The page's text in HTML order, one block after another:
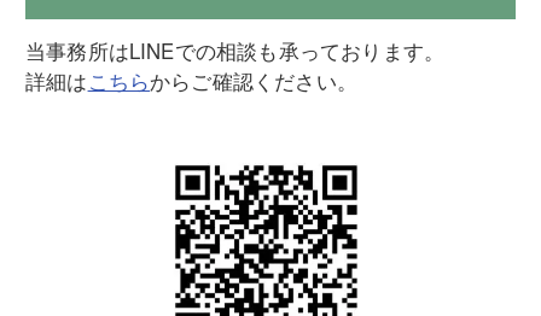
当事務所はLINEでの相談も承っております。
詳細はこちらからご確認ください。